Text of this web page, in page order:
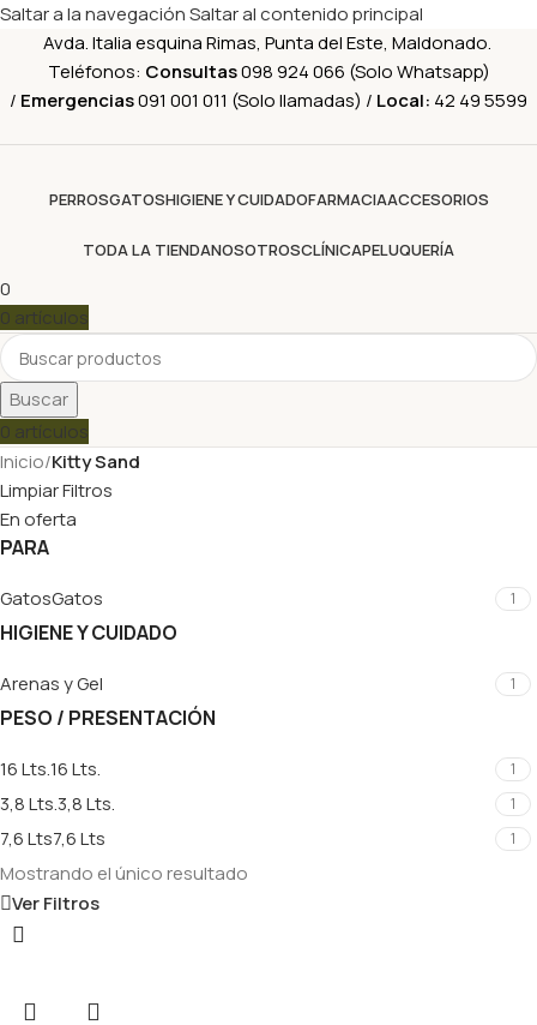
Saltar a la navegaciónSaltar al contenido principal
Avda. Italia esquina Rimas, Punta del Este, Maldonado.
Teléfonos: Consultas098 924 066 (Solo Whatsapp)
/ Emergencias091 001 011 (Solo llamadas) / Local: 42 49 5599
PERROSGATOSHIGIENE Y CUIDADOFARMACIAACCESORIOS
TODA LA TIENDANOSOTROSCLÍNICAPELUQUERÍA
0
0 artículos
Buscar
0 artículos
Inicio/Kitty Sand
Limpiar Filtros
En oferta
PARA
GatosGatos 1
HIGIENE Y CUIDADO
Arenas y Gel 1
PESO / PRESENTACIÓN
16 Lts.16 Lts. 1
3,8 Lts.3,8 Lts. 1
7,6 Lts7,6 Lts 1
Mostrando el único resultado
Ver Filtros